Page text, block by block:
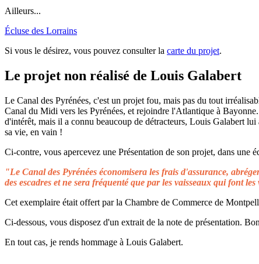
Ailleurs...
Écluse des Lorrains
Si vous le désirez, vous pouvez consulter la carte du projet.
Le projet non réalisé de Louis Galabert
Le Canal des Pyrénées, c'est un projet fou, mais pas du tout
Canal du Midi vers les Pyrénées, et rejoindre l'Atlantique à
d'intérêt, mais il a connu beaucoup de détracteurs, Louis Galabert lui
sa vie, en vain !
Ci-contre, vous apercevez une Présentation de son projet, dans une
"Le Canal des Pyrénées économisera les frais d'assurance,
des escadres et ne sera fréquenté que par les vaisseaux qui font
Cet exemplaire était offert par la Chambre de Commerce de
Ci-dessous, vous disposez d'un extrait de la note de présentation.
En tout cas, je rends hommage à Louis Galabert.